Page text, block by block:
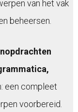
van het vak
beheersen.
een compleet
voorbereid.